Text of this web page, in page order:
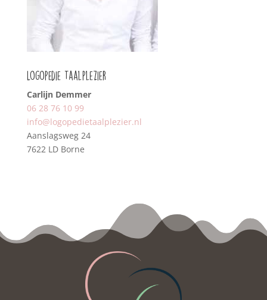
Logopedie Taalplezier
Carlijn Demmer
06 28 76 10 99‬
‭info@logopedietaalplezier.nl
Aanslagsweg 24
7622 LD Borne